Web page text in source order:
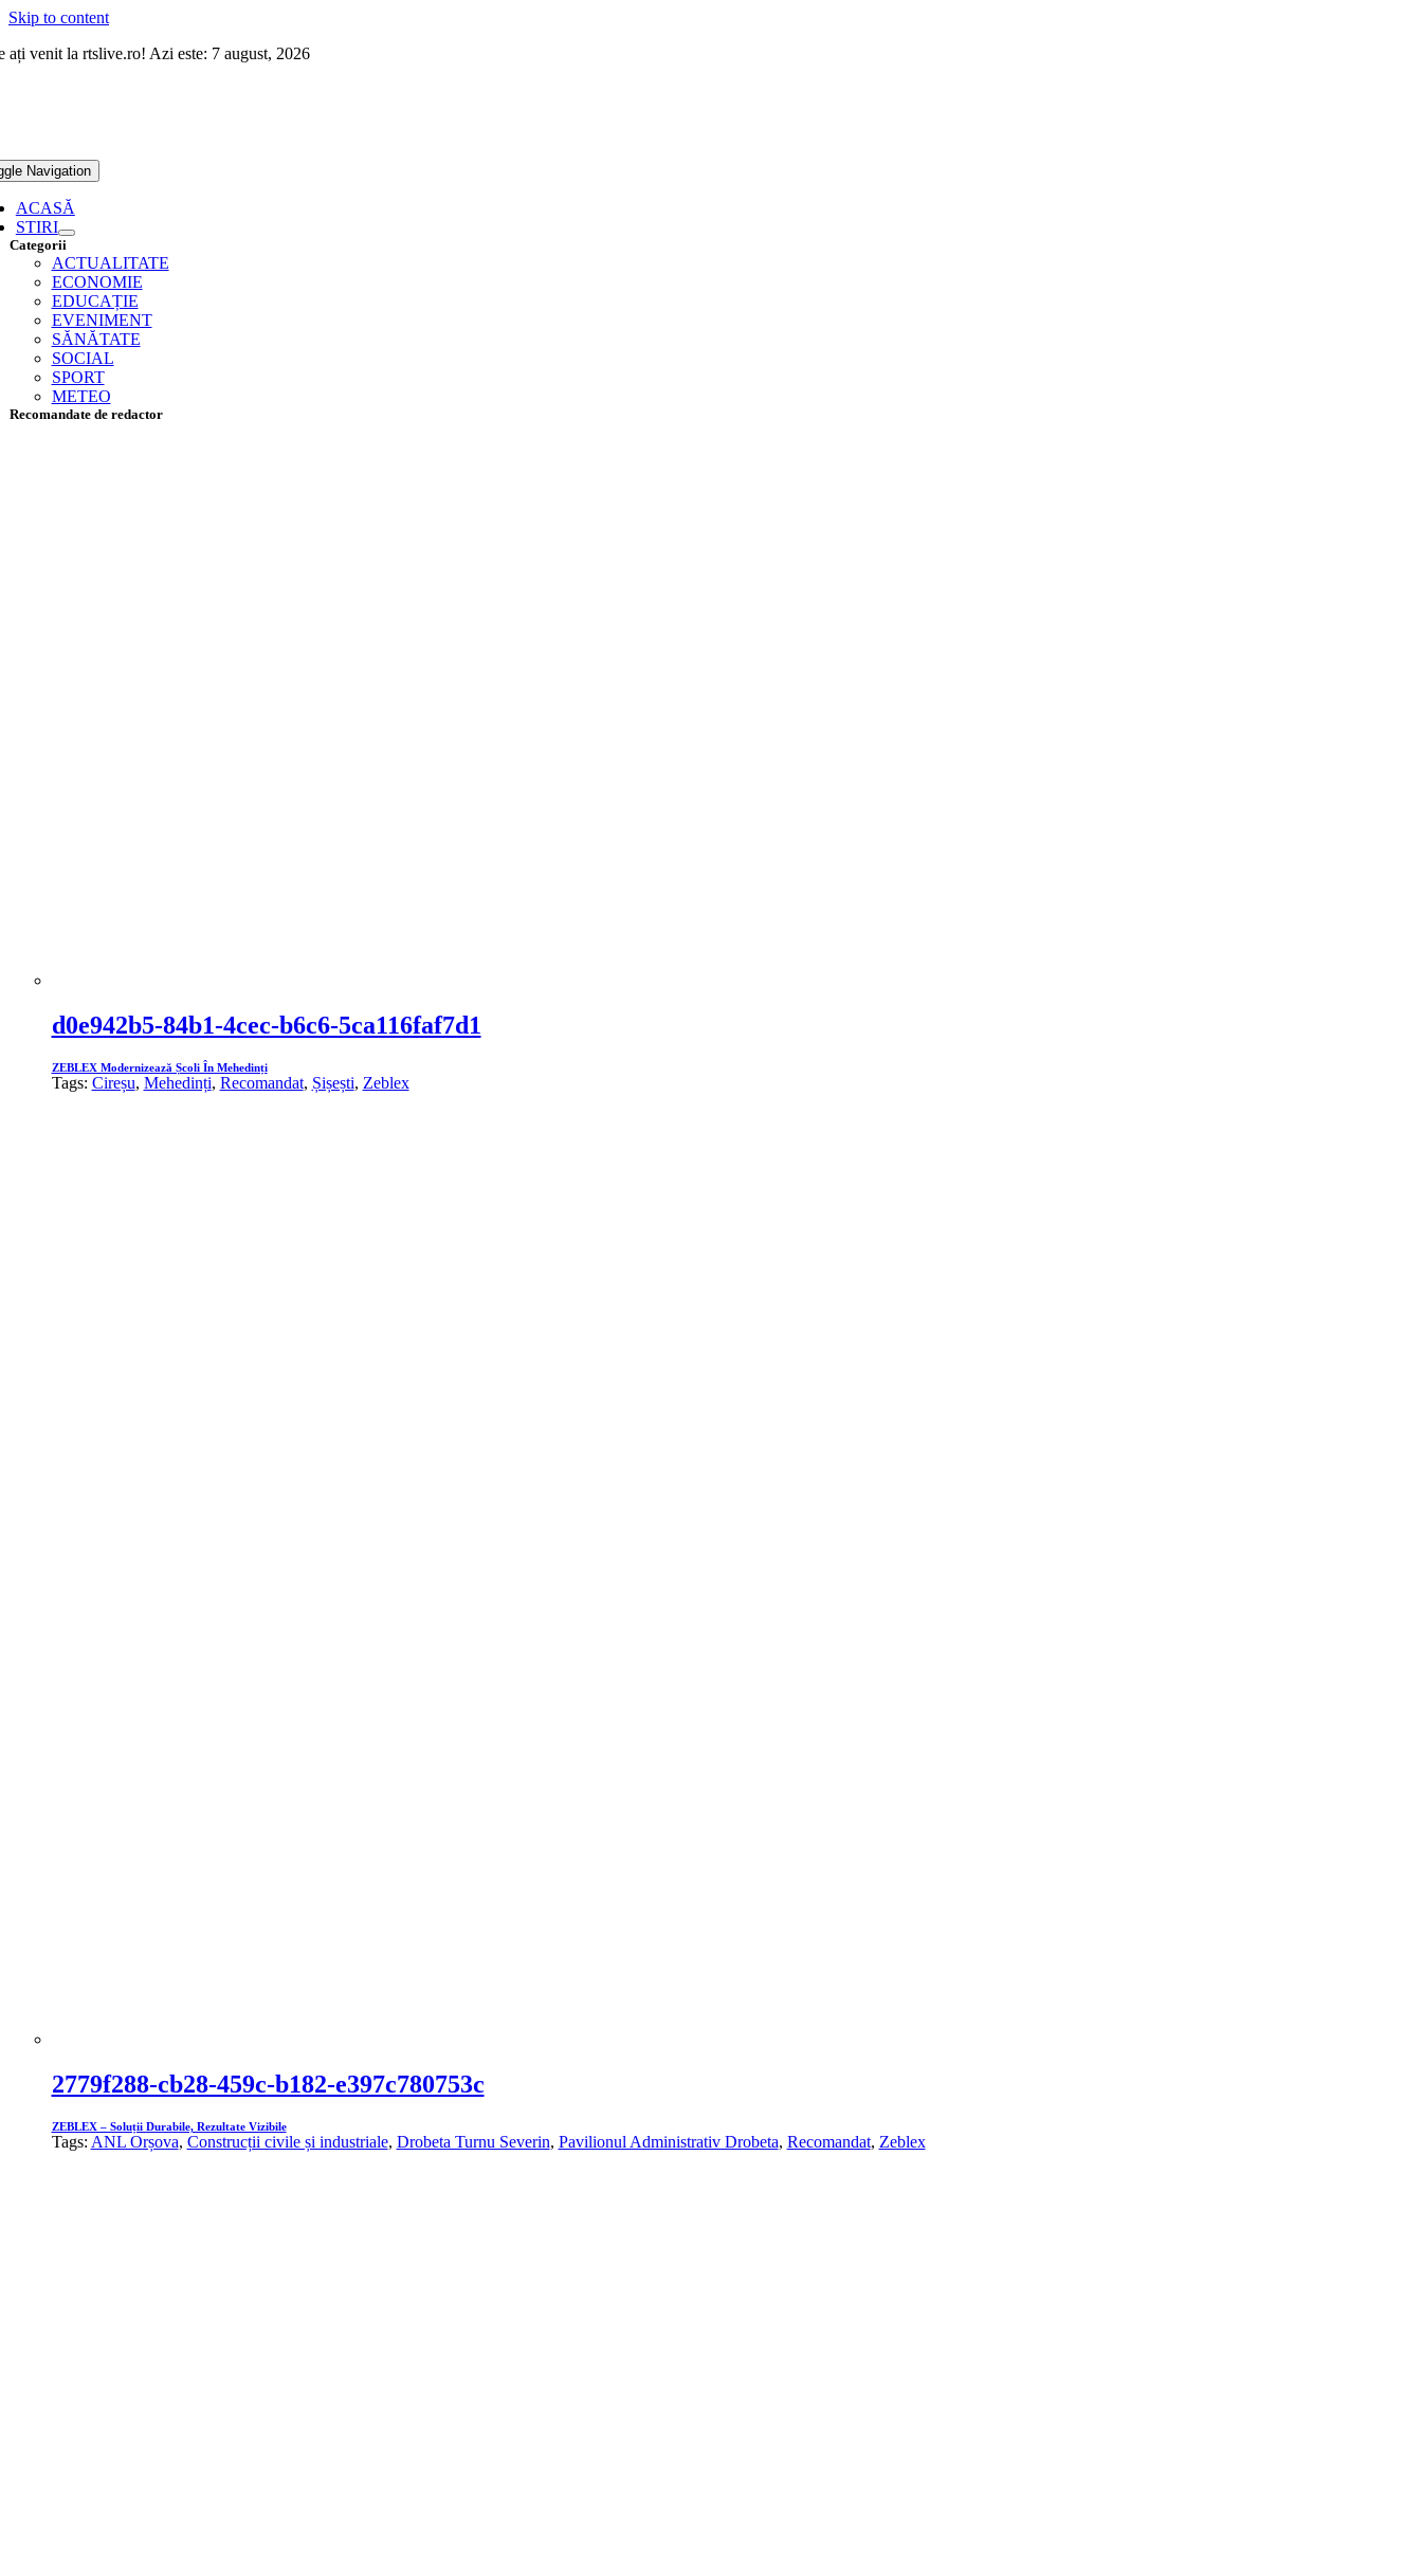
Skip to content
ați venit la rtslive.ro! Azi este: 7 august, 2026
Navigation
ACASĂ
STIRI
Categorii
ACTUALITATE
ECONOMIE
EDUCAȚIE
EVENIMENT
SĂNĂTATE
SOCIAL
SPORT
METEO
Recomandate de redactor
d0e942b5-84b1-4cec-b6c6-5ca116faf7d1
ZEBLEX Modernizează Școli În Mehedinți
Tags: Cireșu, Mehedinți, Recomandat, Șișești, Zeblex
2779f288-cb28-459c-b182-e397c780753c
ZEBLEX – Soluții Durabile, Rezultate Vizibile
Tags: ANL Orșova, Construcții civile și industriale, Drobeta Turnu Severin, Pavilionul Administrativ Drobeta, Recomandat, Zeblex